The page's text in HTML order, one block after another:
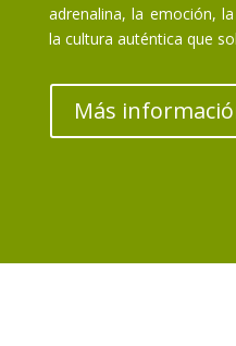
adrenalina, la emoción,
la cultura auténtica que
Más